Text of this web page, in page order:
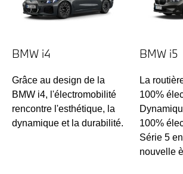
BMW i4
Grâce au design de la
BMW i4, l'électromobilité
rencontre l'esthétique, la
dynamique et la durabilité.
BMW i5
La
100%
100%
Série 5
nouvelle